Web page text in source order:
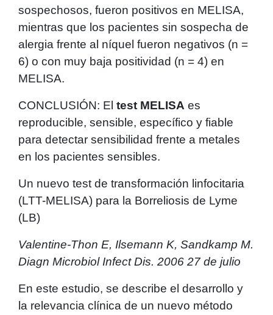
sospechosos, fueron positivos en MELISA,
mientras que los pacientes sin sospecha de
alergia frente al níquel fueron negativos (n =
6) o con muy baja positividad (n = 4) en
MELISA.
CONCLUSIÓN: El test MELISA es
reproducible, sensible, específico y fiable
para detectar sensibilidad frente a metales
en los pacientes sensibles.
Un nuevo test de transformación linfocitaria
(LTT-MELISA) para la Borreliosis de Lyme
(LB)
Valentine-Thon E, Ilsemann K, Sandkamp M.
Diagn Microbiol Infect Dis. 2006 27 de julio
En este estudio, se describe el desarrollo y
la relevancia clínica de un nuevo método